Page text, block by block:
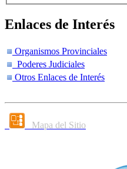
Enlaces de Interés
Organismos Provinciales
Poderes Judiciales
Otros Enlaces de Interés
Mapa del Sitio